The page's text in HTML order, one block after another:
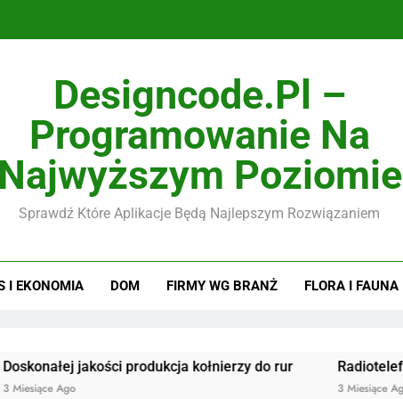
Designcode.pl –
Programowanie Na
Najwyższym Poziomie
Sprawdź Które Aplikacje Będą Najlepszym Rozwiązaniem
I EKONOMIA DOM FIRMY WG BRANŻ FLORA I FAUNA
jakości produkcja kołnierzy do rur Radiotelefony
3 Miesiące Ago